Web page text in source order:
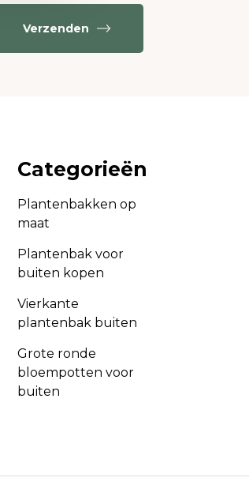
Verzenden
Categorieën
Plantenbakken op
maat
Plantenbak voor
buiten kopen
Vierkante
plantenbak buiten
Grote ronde
bloempotten voor
buiten